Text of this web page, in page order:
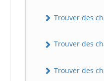
Trouver des
Trouver des
Trouver des